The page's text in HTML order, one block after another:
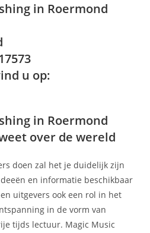
in Roermond
u op:
in Roermond
over de wereld
doen zal het je duidelijk zijn
en informatie beschikbaar
uitgevers ook een rol in het
in de vorm van
tijds lectuur. Magic Music